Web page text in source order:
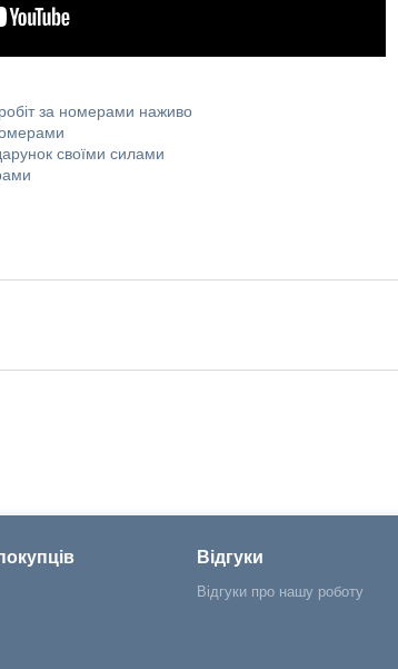
за номерами наживо
своїми силами
Відгуки
Відгуки про нашу роботу